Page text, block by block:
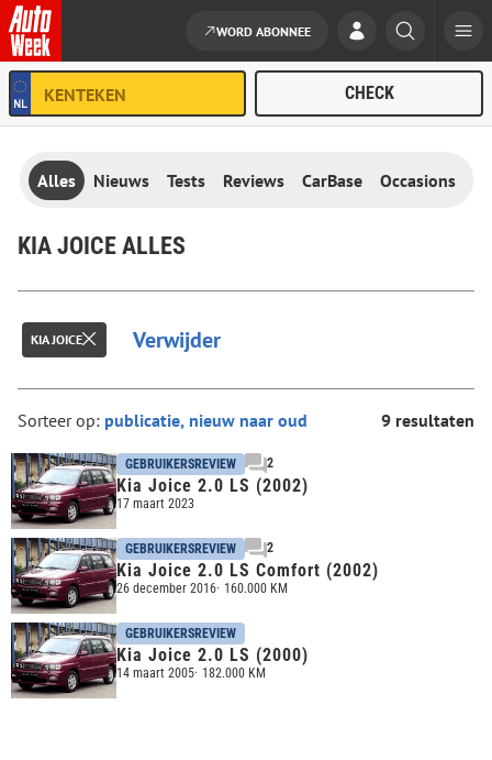
Ga naar de inhoud
WORD ABONNEE
Alles Nieuws Tests Reviews CarBase Occasions
KIA JOICE ALLES
KIA JOICE Verwijder
Sorteer op: 9 resultaten
GEBRUIKERSREVIEW 2
Kia Joice 2.0 LS (2002)
17 maart 2023
GEBRUIKERSREVIEW 2
Kia Joice 2.0 LS Comfort (2002)
26 december 2016 160.000 KM
GEBRUIKERSREVIEW
Kia Joice 2.0 LS (2000)
14 maart 2005 182.000 KM